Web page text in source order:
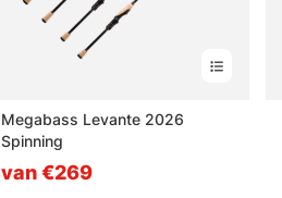
Megabass Levante 2026
Spinning
van €269